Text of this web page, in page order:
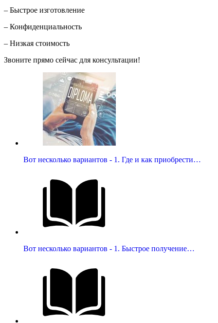
– Быстрое изготовление
– Конфиденциальность
– Низкая стоимость
Звоните прямо сейчас для консультации!
Вот несколько вариантов - 1. Где и как приобрести…
Вот несколько вариантов - 1. Быстрое получение…